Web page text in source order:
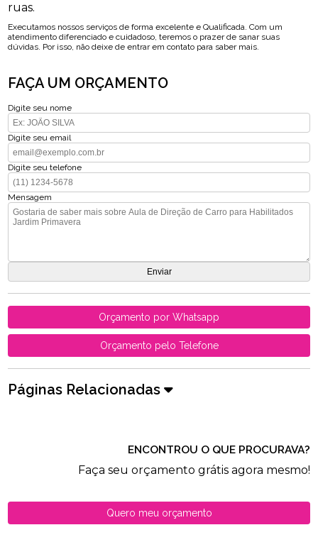
ruas.
Executamos nossos serviços de forma excelente e Qualificada. Com um
atendimento diferenciado e cuidadoso, teremos o prazer de sanar suas
dúvidas. Por isso, não deixe de entrar em contato para saber mais.
FAÇA UM ORÇAMENTO
Digite seu nome
Digite seu email
Digite seu telefone
Mensagem
Orçamento por Whatsapp
Orçamento pelo Telefone
Páginas Relacionadas
ENCONTROU O QUE PROCURAVA?
Faça seu orçamento grátis agora mesmo!
Quero meu orçamento